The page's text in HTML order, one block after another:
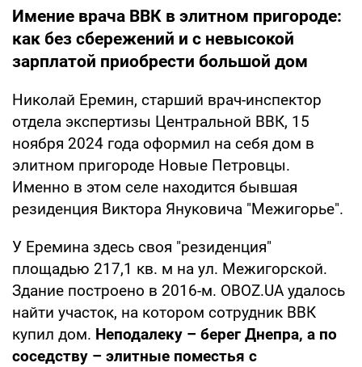
Имение врача ВВК в элитном пригороде:
как без сбережений и с невысокой
зарплатой приобрести большой дом
Николай Еремин, старший врач-инспектор
отдела экспертизы Центральной ВВК, 15
ноября 2024 года оформил на себя дом в
элитном пригороде Новые Петровцы.
Именно в этом селе находится бывшая
резиденция Виктора Януковича "Межигорье".
У Еремина здесь своя "резиденция"
площадью 217,1 кв. м на ул. Межигорской.
Здание построено в 2016-м. OBOZ.UA удалось
найти участок, на котором сотрудник ВВК
купил дом. Неподалеку – берег Днепра, а по
соседству – элитные поместья с